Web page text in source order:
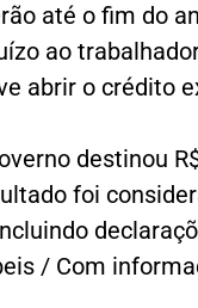
até o fim do
ao
abrir o crédito
destinou
foi
/ Com